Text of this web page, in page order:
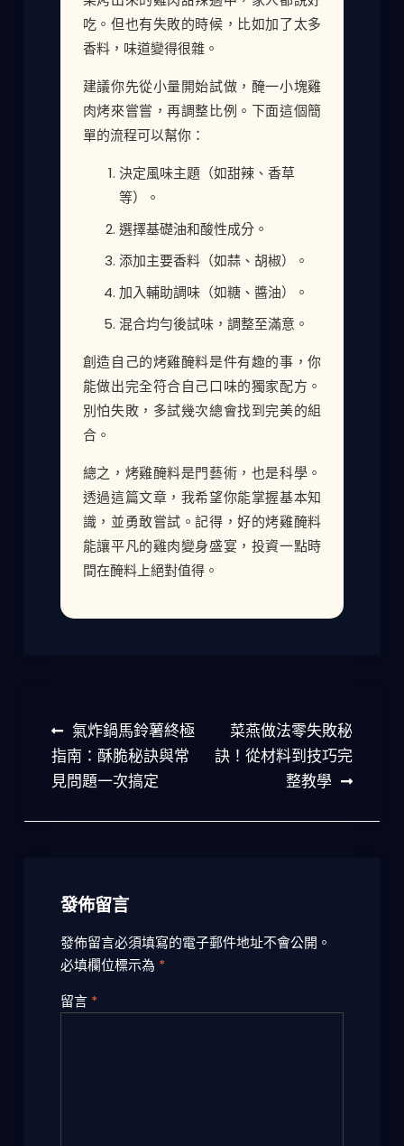
吃。但也有失敗的時候，比如加了太多
香料，味道變得很雜。
建議你先從小量開始試做，醃一小塊雞
肉烤來嘗嘗，再調整比例。下面這個簡
單的流程可以幫你：
決定風味主題（如甜辣、香草
等）。
選擇基礎油和酸性成分。
添加主要香料（如蒜、胡椒）。
加入輔助調味（如糖、醬油）。
混合均勻後試味，調整至滿意。
創造自己的烤雞醃料是件有趣的事，你
能做出完全符合自己口味的獨家配方。
別怕失敗，多試幾次總會找到完美的組
合。
總之，烤雞醃料是門藝術，也是科學。
透過這篇文章，我希望你能掌握基本知
識，並勇敢嘗試。記得，好的烤雞醃料
能讓平凡的雞肉變身盛宴，投資一點時
間在醃料上絕對值得。
文
章
導
覽
氣炸鍋馬鈴薯終極
指南：酥脆秘訣與常
見問題一次搞定
菜燕做法零失敗秘
訣！從材料到技巧完
整教學
發佈留言
發佈留言必須填寫的電子郵件地址不會公開。
必填欄位標示為 *
留言 *